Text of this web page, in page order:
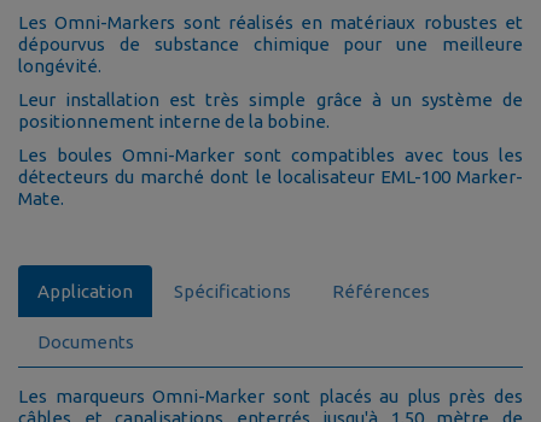
Les Omni-Markers sont réalisés en matériaux robustes et
dépourvus de substance chimique pour une meilleure
longévité.
Leur installation est très simple grâce à un système de
positionnement interne de la bobine.
Les boules Omni-Marker sont compatibles avec tous les
détecteurs du marché dont le localisateur EML-100 Marker-
Mate.
Application Spécifications Références
Documents
Les marqueurs Omni-Marker sont placés au plus près des
câbles et canalisations enterrés jusqu'à 1,50 mètre de